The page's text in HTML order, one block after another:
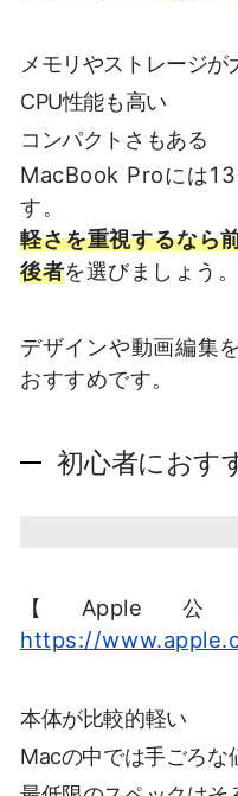
メモリやストレージが
CPU性能も高い
コンパクトさもある
MacBook Proには13
す。
軽さを重視するなら
後者を選びましょう。
デザインや動画編集
おすすめです。
初心者におす
【Apple
https://
本体が比較的軽い
Macの中では手ごろな